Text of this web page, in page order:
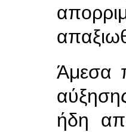
Άμεσα
ήδη